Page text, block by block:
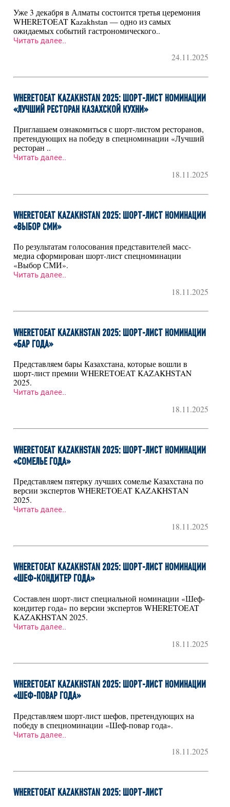
Уже 3 декабря в Алматы состоится третья церемония
WHERETOEAT Kazakhstan — одно из самых
ожидаемых событий гастрономического..
Читать далее..
24.11.2025
WHERETOEAT KAZAKHSTAN 2025: ШОРТ-ЛИСТ НОМИНАЦИИ
«ЛУЧШИЙ РЕСТОРАН КАЗАХСКОЙ КУХНИ»
Приглашаем ознакомиться с шорт-листом ресторанов,
претендующих на победу в спецноминации «Лучший
ресторан ..
Читать далее..
18.11.2025
WHERETOEAT KAZAKHSTAN 2025: ШОРТ-ЛИСТ НОМИНАЦИИ
«ВЫБОР СМИ»
По результатам голосования представителей масс-
медиа сформирован шорт-лист спецноминации
«Выбор СМИ».
Читать далее..
18.11.2025
WHERETOEAT KAZAKHSTAN 2025: ШОРТ-ЛИСТ НОМИНАЦИИ
«БАР ГОДА»
Представляем бары Казахстана, которые вошли в
шорт-лист премии WHERETOEAT KAZAKHSTAN
2025.
Читать далее..
18.11.2025
WHERETOEAT KAZAKHSTAN 2025: ШОРТ-ЛИСТ НОМИНАЦИИ
«СОМЕЛЬЕ ГОДА»
Представляем пятерку лучших сомелье Казахстана по
версии экспертов WHERETOEAT KAZAKHSTAN
2025.
Читать далее..
18.11.2025
WHERETOEAT KAZAKHSTAN 2025: ШОРТ-ЛИСТ НОМИНАЦИИ
«ШЕФ-КОНДИТЕР ГОДА»
Составлен шорт-лист специальной номинации «Шеф-
кондитер года» по версии экспертов WHERETOEAT
KAZAKHSTAN 2025.
Читать далее..
18.11.2025
WHERETOEAT KAZAKHSTAN 2025: ШОРТ-ЛИСТ НОМИНАЦИИ
«ШЕФ-ПОВАР ГОДА»
Представляем шорт-лист шефов, претендующих на
победу в спецноминации «Шеф-повар года».
Читать далее..
18.11.2025
WHERETOEAT KAZAKHSTAN 2025: ШОРТ-ЛИСТ